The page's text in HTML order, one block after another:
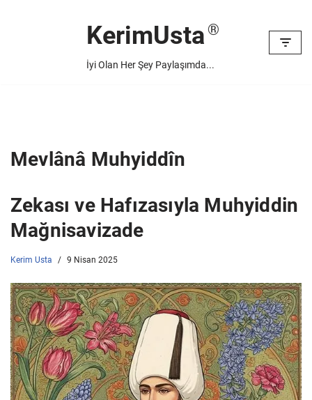
KerimUsta
İyi Olan Her Şey Paylaşımda...
Mevlânâ Muhyiddîn
Zekası ve Hafızasıyla Muhyiddin
Mağnisavizade
Kerim Usta 9 Nisan 2025